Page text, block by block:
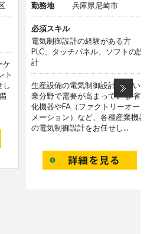
ケ
ト
し
勤務地 兵庫県尼崎市
必須スキル
電気制御設計の経験がある方
PLC、タッチパネル、ソフトの設
計
生産設備の電気制御設計 幅広い
業分野で需要が高まっている 省
化機器やFA（ファクトリーオー
メーション）など、各種産業機器
の電気制御設計をお任せし...